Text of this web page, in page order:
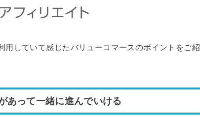
用していて感じたバリューコマースのポイントをご紹
あって一緒に進んでいける